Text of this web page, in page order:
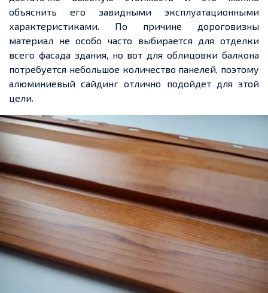
объяснить его завидными эксплуатационными
характеристиками. По причине дороговизны
материал не особо часто выбирается для отделки
всего фасада здания, но вот для облицовки балкона
потребуется небольшое количество панелей, поэтому
алюминиевый сайдинг отлично подойдетдля этой
цели.